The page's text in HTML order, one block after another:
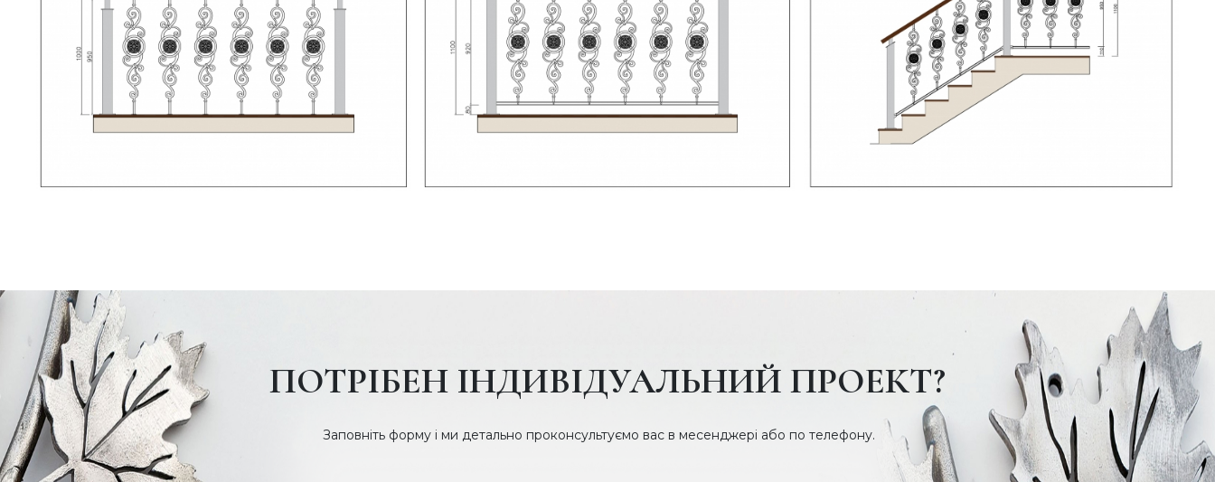
ПОТРІБЕН ІНДИВІДУАЛЬНИЙ ПРОЕКТ?
Заповніть форму і ми детально проконсультуємо вас в месенджері або по телефону.